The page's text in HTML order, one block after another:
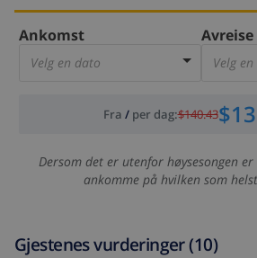
Ankomst
Velg en dato
Avreise
Velg
Fra / per dag:$140.43
Dersom det er utenfor høysesongen
ankomme på hvilken som
Gjestenes vurderinger (10)